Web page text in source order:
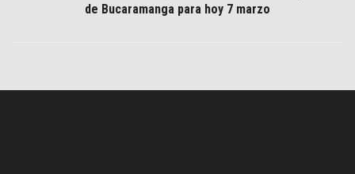
de Bucaramanga para hoy 7 marzo